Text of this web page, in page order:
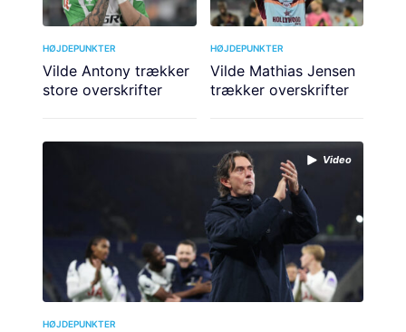
HØJDEPUNKTER
Vilde Antony trækker
store overskrifter
HØJDEPUNKTER
Vilde Mathias Jensen
trækker overskrifter
Video
HØJDEPUNKTER